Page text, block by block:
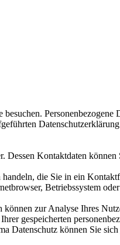
Personenbezogene
Kontaktdaten können
die Sie in ein
Betriebssystem
zur Analyse Ihres
gespeicherten
Datenschutz können Sie